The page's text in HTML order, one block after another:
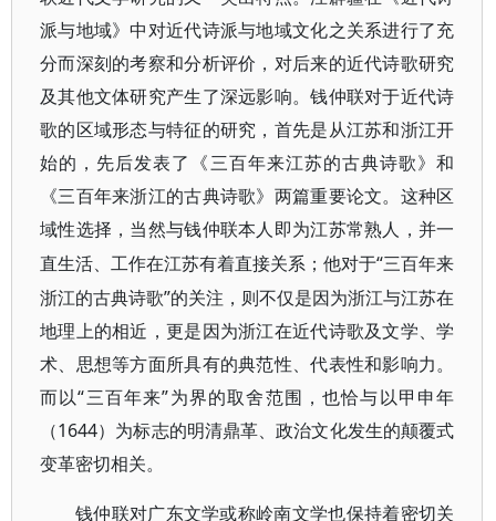
派与地域》中对近代诗派与地域文化之关系进行了充
分而深刻的考察和分析评价，对后来的近代诗歌研究
及其他文体研究产生了深远影响。钱仲联对于近代诗
歌的区域形态与特征的研究，首先是从江苏和浙江开
始的，先后发表了《三百年来江苏的古典诗歌》和
《三百年来浙江的古典诗歌》两篇重要论文。这种区
域性选择，当然与钱仲联本人即为江苏常熟人，并一
直生活、工作在江苏有着直接关系；他对于“三百年来
浙江的古典诗歌”的关注，则不仅是因为浙江与江苏在
地理上的相近，更是因为浙江在近代诗歌及文学、学
术、思想等方面所具有的典范性、代表性和影响力。
而以“三百年来”为界的取舍范围，也恰与以甲申年
（1644）为标志的明清鼎革、政治文化发生的颠覆式
变革密切相关。
钱仲联对广东文学或称岭南文学也保持着密切关